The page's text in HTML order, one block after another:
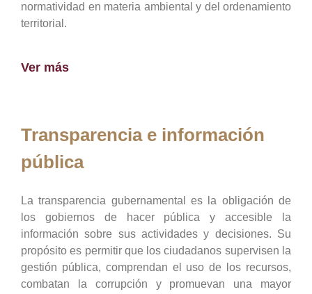
normatividad en materia ambiental y del ordenamiento
territorial.
Ver más
Transparencia e información
pública
La transparencia gubernamental es la obligación de
los gobiernos de hacer pública y accesible la
información sobre sus actividades y decisiones. Su
propósito es permitir que los ciudadanos supervisen la
gestión pública, comprendan el uso de los recursos,
combatan la corrupción y promuevan una mayor